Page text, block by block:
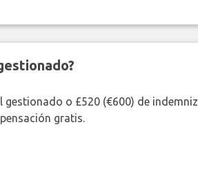
gestionado o £520 (€600) de
gratis.